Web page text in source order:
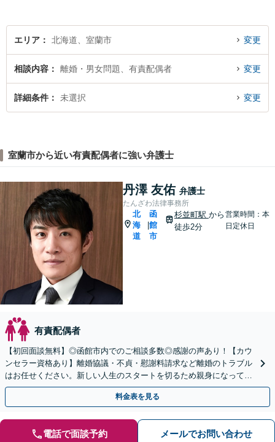
エリア 北海道、室蘭市 変更
相談内容 離婚・男女問題、有責配偶者 変更
詳細条件 未選択 変更
室蘭市から近い有責配偶者に強い弁護士
丹澤 友佑 弁護士
たんざわ法律事務所
北
海
道
|
函
館
市
杉並町駅 から
徒歩2分
営業時間：本
日定休日
有責配偶者
【初回面談無料】◎函館市内でのご相談多数◎感謝の声あり！【カウ
ンセラー資格あり】離婚協議・不貞・慰謝料請求など離婚のトラブル
はお任せください。新しい人生のスタートを切るため親身になって対
応します。【夜間・休日対応可能】【弁護士歴13年以上】
料金表を見る
電話で面談予約 メールでお問い合わせ